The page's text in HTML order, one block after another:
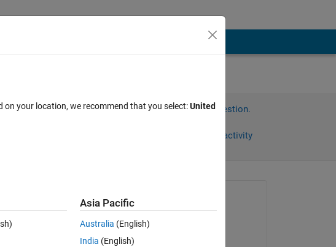
Sign in to answer this question.
Sign in to follow activity
0 votes
Asked:
on 5 Sep 2024
your location, we recommend that you select:United
Asia Pacific
Australia (English)
India (English)